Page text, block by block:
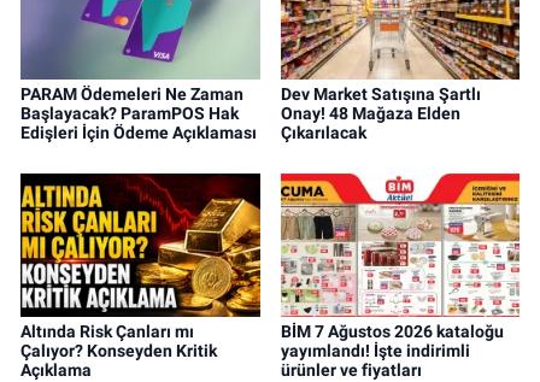
PARAM Ödemeleri Ne Zaman
Başlayacak? ParamPOS Hak
Edişleri İçin Ödeme Açıklaması
Dev Market Satışına Şartlı
Onay! 48 Mağaza Elden
Çıkarılacak
Altında Risk Çanları mı
Çalıyor? Konseyden Kritik
Açıklama
BİM 7 Ağustos 2026 kataloğu
yayımlandı! İşte indirimli
ürünler ve fiyatları